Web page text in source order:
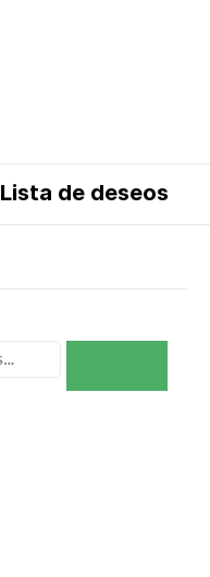
Lista de deseos